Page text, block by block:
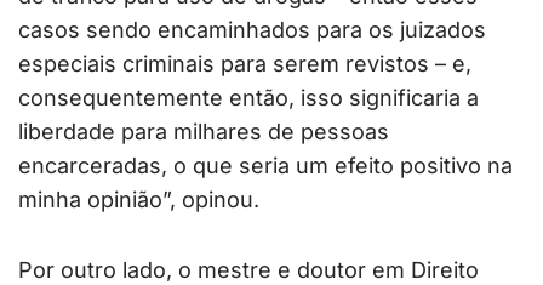
casos sendo encaminhados para os juizados
especiais criminais para serem revistos – e,
consequentemente então, isso significaria a
liberdade para milhares de pessoas
encarceradas, o que seria um efeito positivo na
minha opinião”, opinou.
Por outro lado, o mestre e doutor em Direito